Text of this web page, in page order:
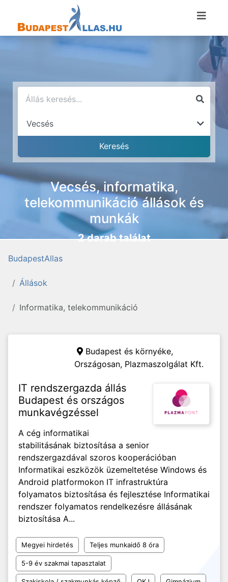
Vecsés, informatika,
telekommunikáció állások és
munkák
2 darab találat
BudapestAllas
Állások
Informatika, telekommunikáció
Budapest és környéke,
Országosan, Plazmaszolgálat Kft.
IT rendszergazda állás
Budapest és országos
munkavégzéssel
A cég informatikai
stabilitásának biztosítása a senior
rendszergazdával szoros kooperációban
Informatikai eszközök üzemeltetése Windows és
Android platformokon IT infrastruktúra
folyamatos biztosítása és fejlesztése Informatikai
rendszer folyamatos rendelkezésre állásának
biztosítása A...
Megyei hirdetés Teljes munkaidő 8 óra
5-9 év szakmai tapasztalat